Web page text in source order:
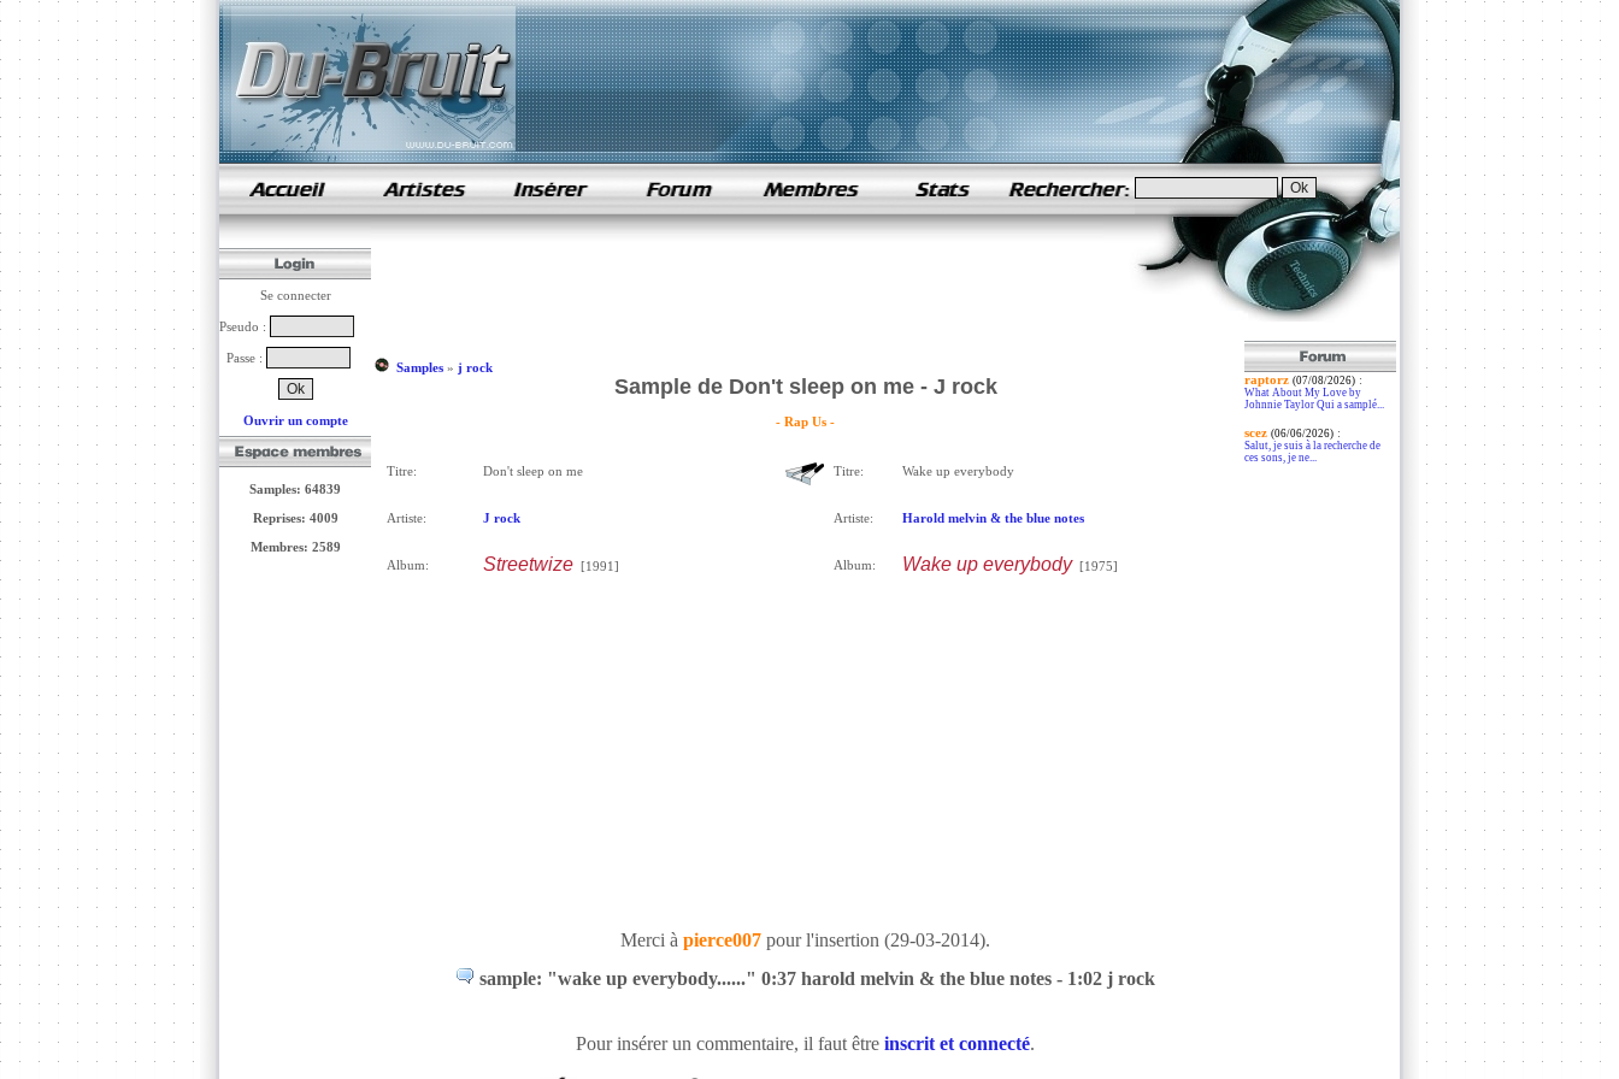
samples de rap
Se connecter
Pseudo :
Passe :
Ouvrir un compte
Samples: 64839
Reprises: 4009
Membres: 2589
Samples» j rock
Sample de Don't sleep on me - J rock
- Rap Us -
Titre: Don't sleep on me
Artiste: J rock
Album: Streetwize[1991]
Titre: Wake up everybody
Artiste: Harold melvin & the blue notes
Album: Wake up everybody[1975]
Merci à pierce007 pour l'insertion (29-03-2014).
sample: "wake up everybody......" 0:37 harold melvin & the blue notes - 1:02 j rock
Pour insérer un commentaire, il faut être inscrit et connecté.
raptorz (07/08/2026):
What About My Love by
Johnnie Taylor Qui a samplé...
scez (06/06/2026):
Salut, je suis à la recherche de
ces sons, je ne...